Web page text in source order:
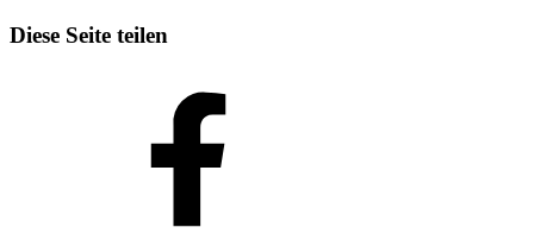
Diese Seite teilen